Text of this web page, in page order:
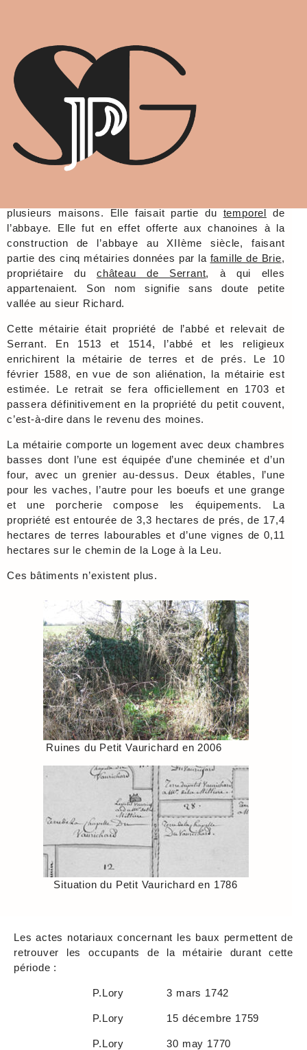
Le Petit Vaurichard
Temporel de l'abbaye
Ruines du Petit Vaurichard en 2006
Situation du Petit Vaurichard en 1786
Cette métairie est située aujourd’hui sur la commune
plusieurs maisons. Elle faisait partie du temporel de
l’abbaye. Elle fut en effet offerte aux chanoines à la
construction de l’abbaye au XIIème siècle, faisant
partie des cinq métairies données par la famille de Brie,
propriétaire du château de Serrant, à qui elles
appartenaient. Son nom signifie sans doute petite
vallée au sieur Richard.
Cette métairie était propriété de l’abbé et relevait de
Serrant. En 1513 et 1514, l’abbé et les religieux
enrichirent la métairie de terres et de prés. Le 10
février 1588, en vue de son aliénation, la métairie est
estimée. Le retrait se fera officiellement en 1703 et
passera définitivement en la propriété du petit couvent,
c’est-à-dire dans le revenu des moines.
La métairie comporte un logement avec deux chambres
basses dont l’une est équipée d’une cheminée et d’un
four, avec un grenier au-dessus. Deux étables, l’une
pour les vaches, l’autre pour les boeufs et une grange
et une porcherie compose les équipements. La
propriété est entourée de 3,3 hectares de prés, de 17,4
hectares de terres labourables et d’une vignes de 0,11
hectares sur le chemin de la Loge à la Leu.
Ces bâtiments n’existent plus.
Les actes notariaux concernant les baux permettent de
retrouver les occupants de la métairie durant cette
période :
P.Lory 3 mars 1742
P.Lory 15 décembre 1759
P.Lory 30 may 1770